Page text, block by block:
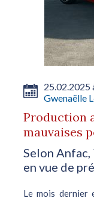
25.02.2025
Gwenaëlle
Production
mauvaises
Selon
en vue de
Le mois dernier